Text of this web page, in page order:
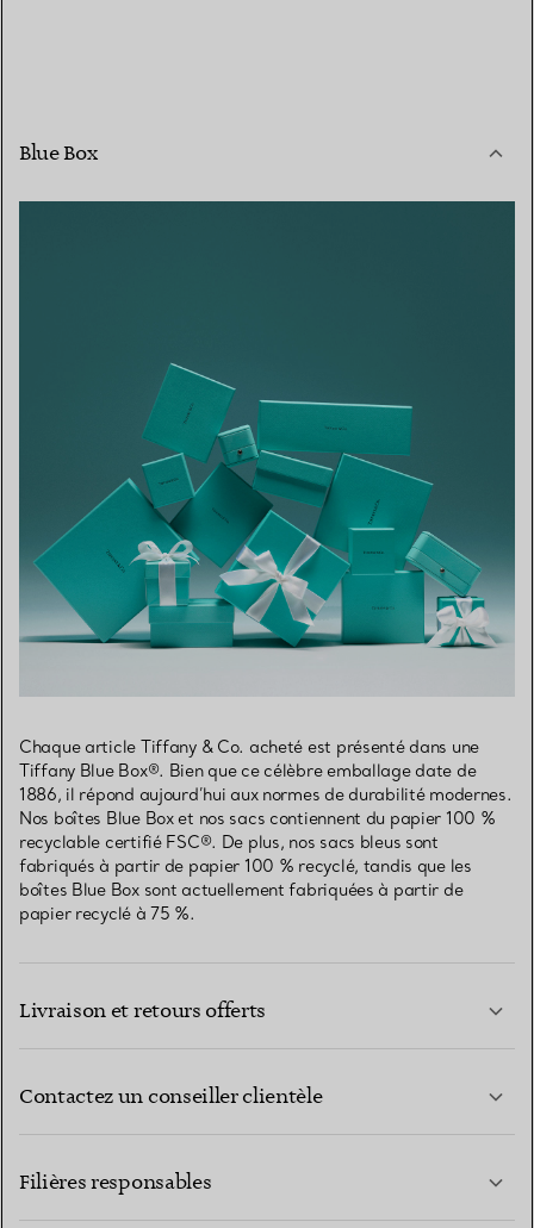
Blue Box
Chaque article Tiffany & Co. acheté est présenté dans une
Tiffany Blue Box®. Bien que ce célèbre emballage date de
1886, il répond aujourd’hui aux normes de durabilité modernes.
Nos boîtes Blue Box et nos sacs contiennent du papier 100 %
recyclable certifié FSC®. De plus, nos sacs bleus sont
fabriqués à partir de papier 100 % recyclé, tandis que les
boîtes Blue Box sont actuellement fabriquées à partir de
papier recyclé à 75 %.
Livraison et retours offerts
Contactez un conseiller clientèle
Filières responsables